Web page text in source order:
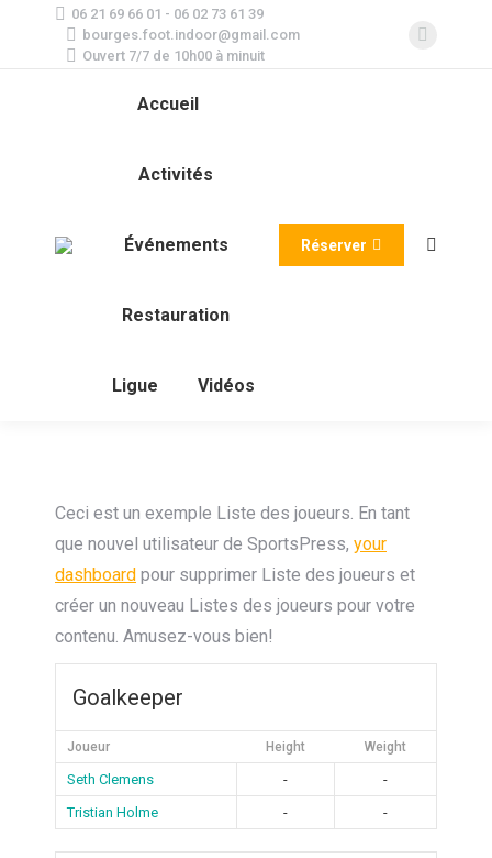
06 21 69 66 01 - 06 02 73 61 39
bourges.foot.indoor@gmail.com
Ouvert 7/7 de 10h00 à minuit
Accueil
Activités
Événements
Restauration
Ligue Vidéos
Réserver
Ceci est un exemple Liste des joueurs. En tant
que nouvel utilisateur de SportsPress, your
dashboard pour supprimer Liste des joueurs et
créer un nouveau Listes des joueurs pour votre
contenu. Amusez-vous bien!
Goalkeeper
Joueur Height Weight
Seth Clemens -
-
Tristian Holme
- -